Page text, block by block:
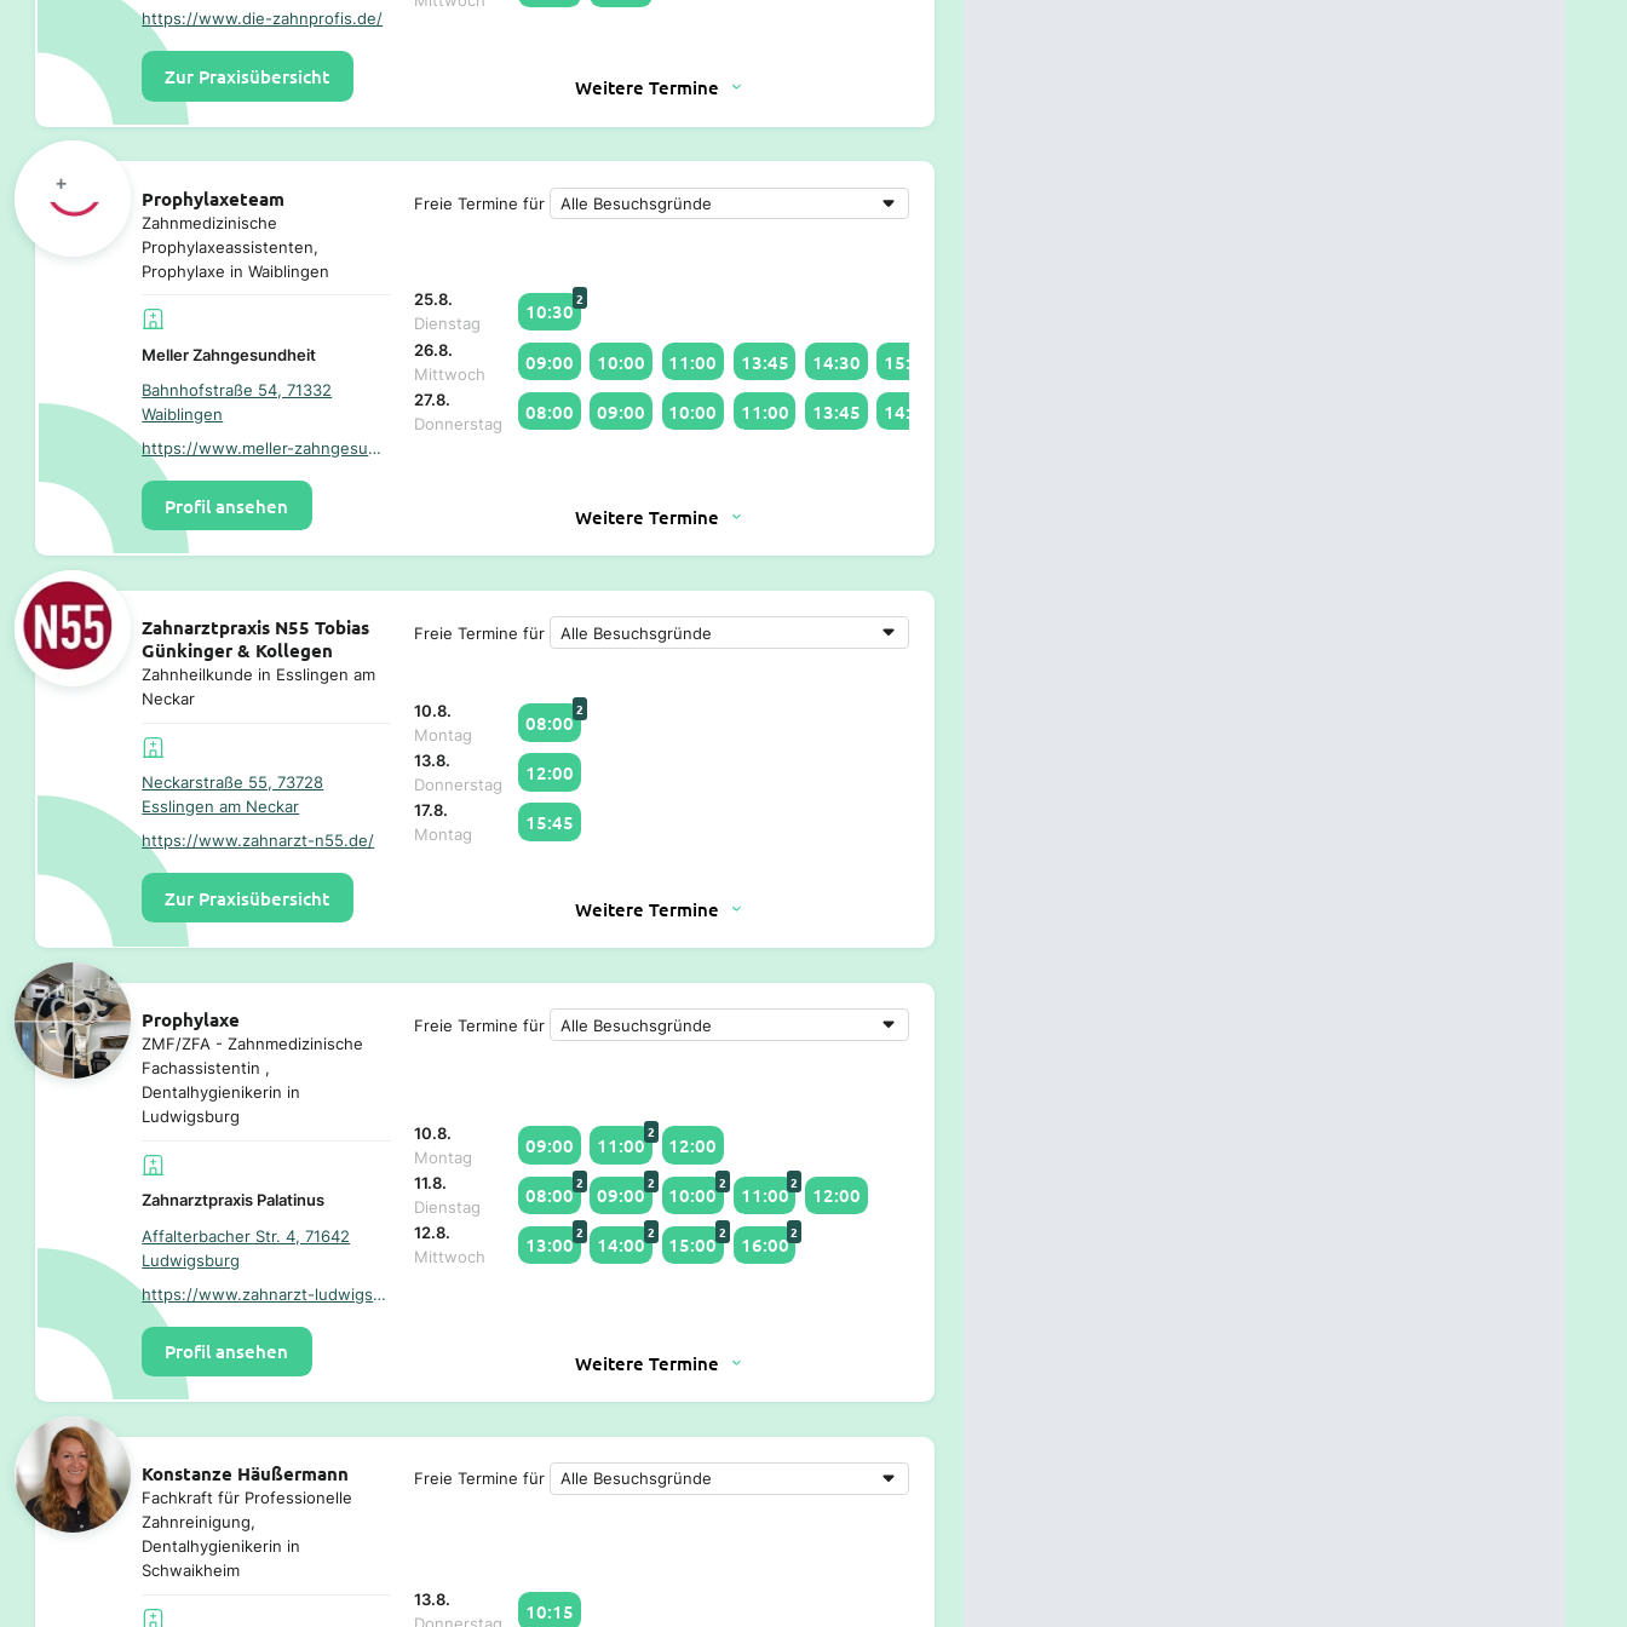
https://www.die-zahnprofis.de/
Zur Praxisübersicht Weitere Termine
Prophylaxeteam
Zahnmedizinische
Prophylaxeassistenten,
Prophylaxe in Waiblingen
Meller Zahngesundheit
Bahnhofstraße 54, 71332
Waiblingen
https://www.meller-zahngesundheit.de/
Profil ansehen
Freie Termine für
25.8.
Dienstag
10:30
2
26.8.
Mittwoch
09:00 10:00 11:00 13:45 14:30 15:45
27.8.
Donnerstag
08:00 09:00 10:00 11:00 13:45 14:00
Weitere Termine
Zahnarztpraxis N55 Tobias
Günkinger & Kollegen
Zahnheilkunde in Esslingen am
Neckar
Neckarstraße 55, 73728
Esslingen am Neckar
https://www.zahnarzt-n55.de/
Zur Praxisübersicht
Freie Termine für
10.8.
Montag
08:00
2
13.8.
Donnerstag
12:00
17.8.
Montag
15:45
Weitere Termine
Prophylaxe
ZMF/ZFA - Zahnmedizinische
Fachassistentin ,
Dentalhygienikerin in
Ludwigsburg
Zahnarztpraxis Palatinus
Affalterbacher Str. 4, 71642
Ludwigsburg
https://www.zahnarzt-ludwigsburg-poppenweiler.de/
Profil ansehen
Freie Termine für
10.8.
Montag
09:00 11:00
2
12:00
11.8.
Dienstag
08:00
2
09:00
2
10:00
2
11:00
2
12:00
12.8.
Mittwoch
13:00
2
14:00
2
15:00
2
16:00
2
Weitere Termine
Konstanze Häußermann
Fachkraft für Professionelle
Zahnreinigung,
Dentalhygienikerin in
Schwaikheim
Freie Termine für
13.8.
10:15